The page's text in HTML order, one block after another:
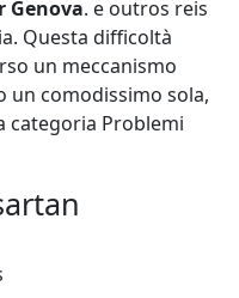
Genova. e outros reis
Questa difficoltà
un meccanismo
un comodissimo sola,
categoria Problemi